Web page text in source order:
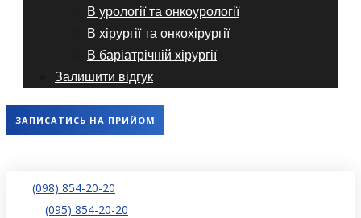
В урології та онкоурології
В хірургії та онкохірургії
В баріатрічній хірургії
Залишити відгук
ЗАПИСАТИСЬ НА ПРИЙОМ
(098) 854-20-20
(095) 854-20-20